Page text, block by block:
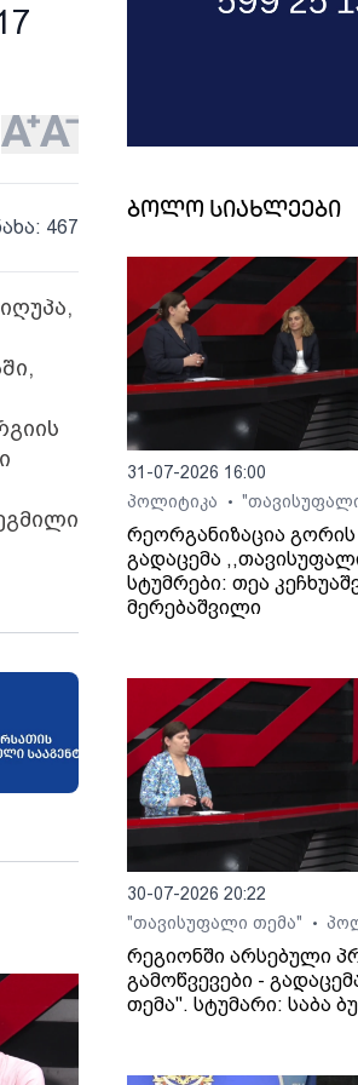
467
ბოლო სიახლეები
31-07-2026 16:00
პოლიტიკა
•
რეორგანიზაცია გორის
გადაცემა
სტუმრები: თეა
მერებაშვილი
30-07-2026 20:22
"თავისუფალი თემა"
•
რეგიონში არსებული
გამოწვევები -
თემა". სტუმარი: საბა